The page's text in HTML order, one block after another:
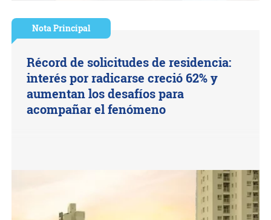
Nota Principal
Récord de solicitudes de residencia:
interés por radicarse creció 62% y
aumentan los desafíos para
acompañar el fenómeno